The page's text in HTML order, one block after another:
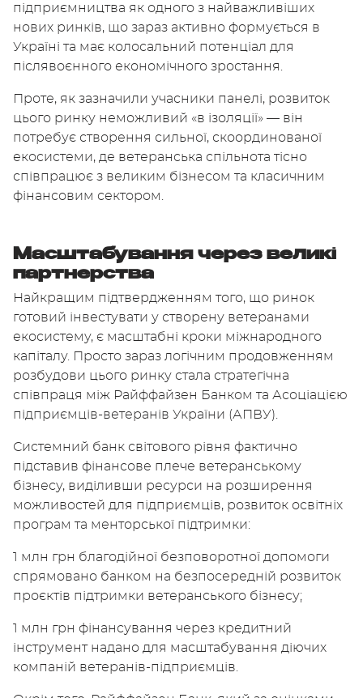
підприємництва як одного з найважливіших
нових ринків, що зараз активно формується в
Україні та має колосальний потенціал для
післявоєнного економічного зростання.
Проте, як зазначили учасники панелі, розвиток
цього ринку неможливий «в ізоляції» — він
потребує створення сильної, скоординованої
екосистеми, де ветеранська спільнота тісно
співпрацює з великим бізнесом та класичним
фінансовим сектором.
Масштабування через великі
партнерства
Найкращим підтвердженням того, що ринок
готовий інвестувати у створену ветеранами
екосистему, є масштабні кроки міжнародного
капіталу. Просто зараз логічним продовженням
розбудови цього ринку стала стратегічна
співпраця між Райффайзен Банком та Асоціацією
підприємців-ветеранів України (АПВУ).
Системний банк світового рівня фактично
підставив фінансове плече ветеранському
бізнесу, виділивши ресурси на розширення
можливостей для підприємців, розвиток освітніх
програм та менторської підтримки:
1 млн грн благодійної безповоротної допомоги
спрямовано банком на безпосередній розвиток
проєктів підтримки ветеранського бізнесу;
1 млн грн фінансування через кредитний
інструмент надано для масштабування діючих
компаній ветеранів-підприємців.